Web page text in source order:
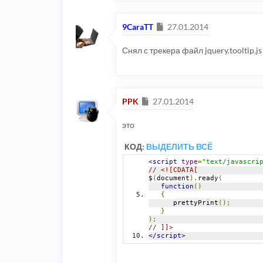
9CaraTT Сообщение
27.01.2014
Снял с трекера файл jquery.tooltip.js
PPK Сообщение
27.01.2014
это
КОД: ВЫДЕЛИТЬ ВСЁ
<script type="text/
// <![CDATA[
$ ( document ). ready (
function ()
{
      prettyPrint
();
}
);
// ]]>
</script>